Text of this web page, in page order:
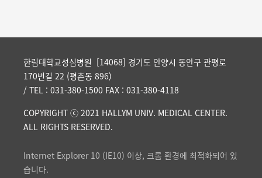
한림대학교성심병원 [14068] 경기도 안양시 동안구 관평로
170번길 22 (평촌동 896)
/ TEL : 031-380-1500 FAX : 031-380-4118
COPYRIGHT ⓒ 2021 HALLYM UNIV. MEDICAL CENTER.
ALL RIGHTS RESERVED.
Internet Explorer 10 (IE10) 이상, 크롬 환경에 최적화되어 있
습니다.